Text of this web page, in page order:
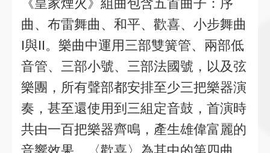
《皇家煙火》組曲包含五首曲子：序
曲、布雷舞曲、和平、歡喜、小步舞曲
I與II。樂曲中運用三部雙簧管、兩部低
音管、三部小號、三部法國號，以及弦
樂團，所有聲部都安排至少三把樂器演
奏，甚至還使用到三組定音鼓，首演時
共由一百把樂器齊鳴，產生雄偉富麗的